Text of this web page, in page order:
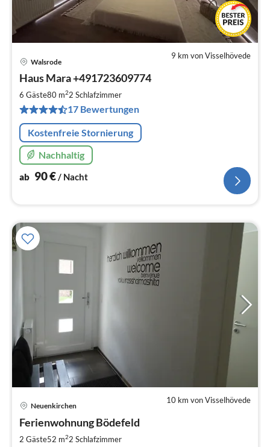
9 km von Visselhövede
Walsrode
Haus Mara +491723609774
6 Gäste80 m22 Schlafzimmer
17 Bewertungen
Kostenfreie Stornierung
Nachhaltig
ab 90€/ Nacht
10 km von Visselhövede
Neuenkirchen
Ferienwohnung Bödefeld
2 Gäste52 m22 Schlafzimmer